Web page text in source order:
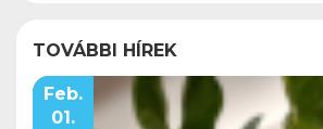
TOVÁBBI HÍREK
Feb.
01.